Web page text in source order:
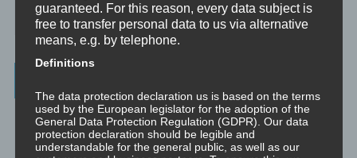
☞ Was kostet es?
⇒ GrundlagenHier gibt es die grundlegenden Wissenseinheiten
und Techniken rund um Meditation.
guaranteed. For this reason, every data subject is
free to transfer personal data to us via alternative
means, e.g. by telephone.
Definitions
The data protection declaration us is based on the terms
used by the European legislator for the adoption of the
General Data Protection Regulation (GDPR). Our data
protection declaration should be legible and
understandable for the general public, as well as our